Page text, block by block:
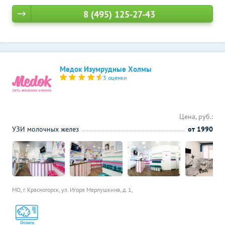
8 (495) 125-27-43
Медок Изумрудные Холмы
3 оценки
МО, г. Красногорск, ул. Игоря Мерлушкина, д. 1,
Цена, руб.:
УЗИ молочных желез
от 1990